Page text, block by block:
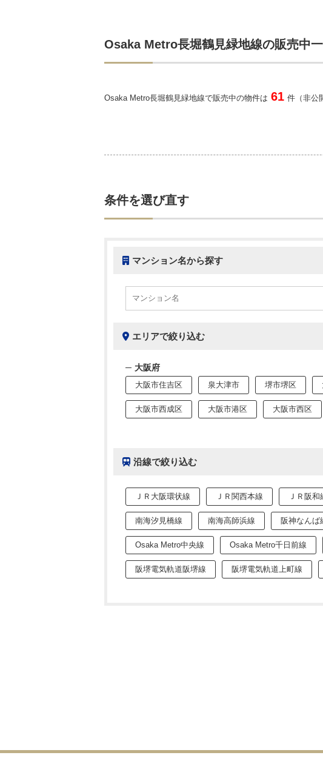
Osaka Metro長堀鶴見緑地線の販売中
Osaka Metro長堀鶴見緑地線で販売中の物件は 61 件（非公
条件を選び直す
マンション名から探す
エリアで絞り込む
大阪府
大阪市住吉区 泉大津市 堺市堺区
大阪市西成区 大阪市港区 大阪市西区
沿線で絞り込む
ＪＲ大阪環状線 ＪＲ関西本線 ＪＲ阪和
南海汐見橋線 南海高師浜線 阪神なんば
Osaka Metro中央線 Osaka Metro千日前線
阪堺電気軌道阪堺線 阪堺電気軌道上町線